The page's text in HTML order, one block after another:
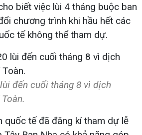
biết việc lùi 4 tháng buộc ban
chương trình khi hầu hết các
tế không thể tham dự.
đến cuối tháng 8 vì dịch
quốc tế đã đăng kí tham dự lễ